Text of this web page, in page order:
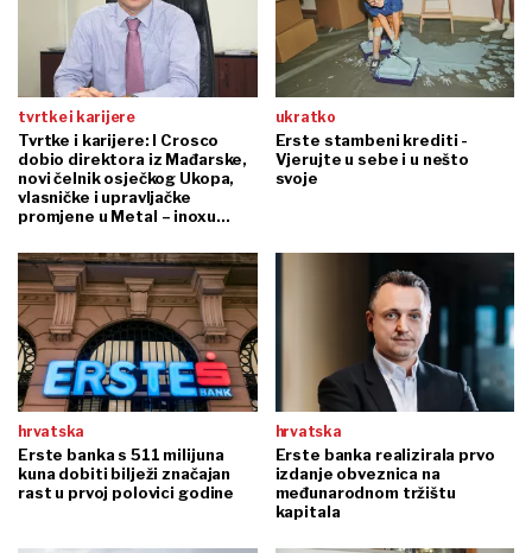
tvrtke i karijere
Tvrtke i karijere: I Crosco
dobio direktora iz Mađarske,
novi čelnik osječkog Ukopa,
vlasničke i upravljačke
promjene u Metal – inoxu…
ukratko
Erste stambeni krediti -
Vjerujte u sebe i u nešto
svoje
hrvatska
Erste banka s 511 milijuna
kuna dobiti bilježi značajan
rast u prvoj polovici godine
hrvatska
Erste banka realizirala prvo
izdanje obveznica na
međunarodnom tržištu
kapitala